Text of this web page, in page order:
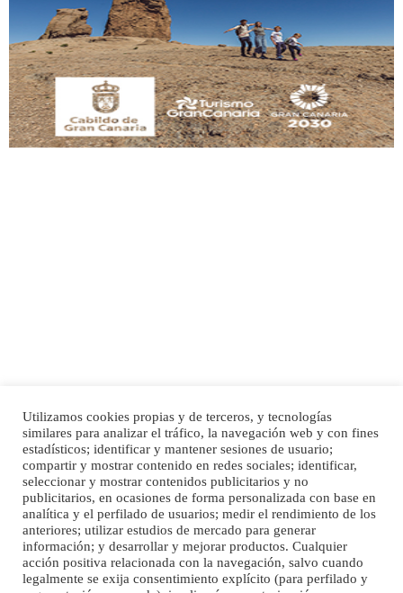
Gato manso encontrado
Este gato macho ha aparecido en la calle hace menos de un mes, es muy
manso y extremadamente cari...
Leales.org » Gran Canaria | 9.7.2025
SHIBA PERDIDO AVDA JOSE MESA Y LOPEZ
PERRO MACHO RAZA SHIBA CON MICROCHIP PERDIDO HOY 06/07/2025 ZONA
MESA Y LOPEZ. ES MUY ASUSTADIZO
Leales.org » Gran Canaria | 6.7.2025
Inicio Publicidad
Política de privacidad
Aviso Legal
Cláusula de Cookies
Enlaces de interés
Utilizamos cookies propias y de terceros, y tecnologías
similares para analizar el tráfico, la navegación web y con fines
estadísticos; identificar y mantener sesiones de usuario;
compartir y mostrar contenido en redes sociales; identificar,
seleccionar y mostrar contenidos publicitarios y no
publicitarios, en ocasiones de forma personalizada con base en
analítica y el perfilado de usuarios; medir el rendimiento de los
anteriores; utilizar estudios de mercado para generar
información; y desarrollar y mejorar productos. Cualquier
acción positiva relacionada con la navegación, salvo cuando
legalmente se exija consentimiento explícito (para perfilado y